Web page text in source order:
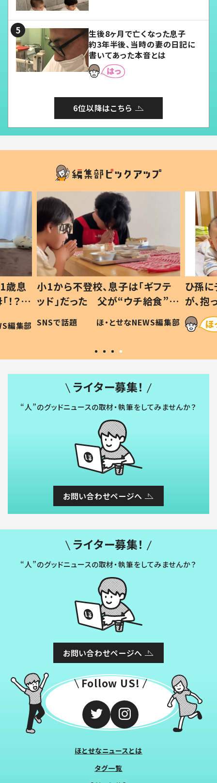
生後8ヶ月で亡くなった息子
約3年半後、当時の妻の日記に
書いてあった本音とは
6位以降はこちら
歳息
？」
編集部
小1から不登校、息子は「ギフテ
ッド」だった 父が“ウチ給食”を
作り続ける理由とは #令和の親
#令和の子
SNSで話題 ほ・とせなNEWS編集部
ひ孫
が、
「涙が
い」
ライター募集！
“人”のグッドニュースの取材・執筆をしてみませんか？
お問い合わせページへ
ライター募集！
“人”のグッドニュースの取材・執筆をしてみませんか？
お問い合わせページへ
Follow US!
ほとせなニュースとは
タグ一覧